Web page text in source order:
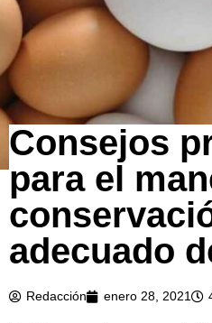
Consejos
para el
adecuado
Redacción enero 28, 2021